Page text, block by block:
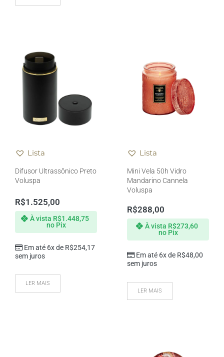
Lista
Difusor Ultrassônico Preto
Voluspa
R$1.525,00
Em até 6x de R$254,17
sem juros
À vista R$1.448,75
no Pix
LER MAIS
Lista
Mini Vela 50h Vidro
Mandarino Cannela
Voluspa
R$288,00
Em até 6x de R$48,00
sem juros
À vista R$273,60
no Pix
LER MAIS